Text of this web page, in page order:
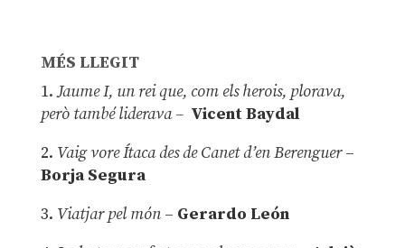
MÉS LLEGIT
1.Jaume I, un rei que, com els herois, plorava,
però també liderava – Vicent Baydal
2. Vaig vore Ítaca des de Canet d’en Berenguer–
Borja Segura
3. Viatjar pel món – Gerardo León